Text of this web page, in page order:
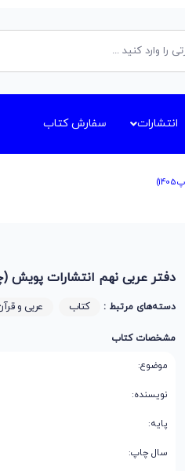
انتشارات سفارش کتاب
دفتر عربی نهم انتشارات پویش (چاپ
دسته‌های مرتبط : کتاب عربی و
مشخصات کتاب
موضوع:
نویسنده:
پایه:
سال چاپ: